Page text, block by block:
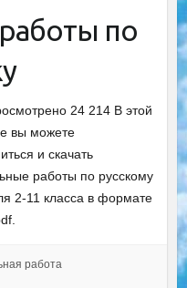
по
24 214 В этой
вы можете
и скачать
работы по русскому
2-11 класса в формате
работа